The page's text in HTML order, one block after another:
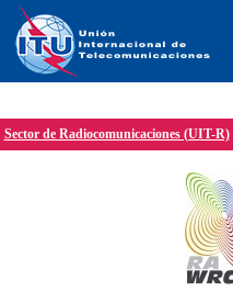
Sector de Radiocomunicaciones (UIT-R)